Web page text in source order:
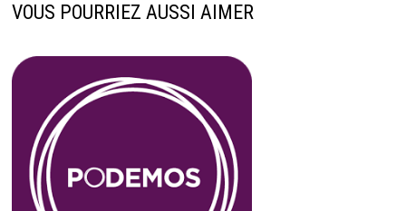
VOUS POURRIEZ AUSSI AIMER